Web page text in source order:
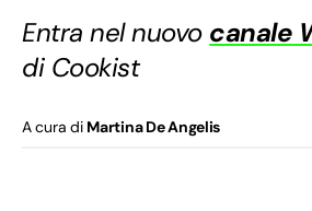
Entra nel nuovo canale
di Cookist
A cura di Martina De Angelis